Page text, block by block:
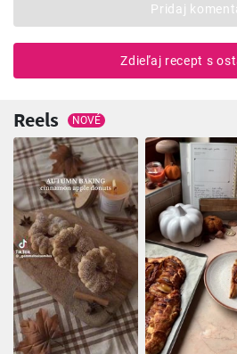
Pridaj
Zdieľaj recept s
Reels NOVÉ